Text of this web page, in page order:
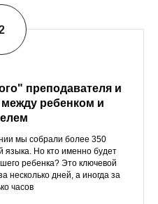
преподавателя и
ребенком и
мы собрали более 350
языка. Но кто именно будет
ребенка? Это ключевой
несколько дней, а иногда за
часов